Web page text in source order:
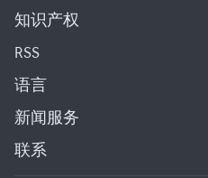
知识产权
RSS
语言
新闻服务
联系